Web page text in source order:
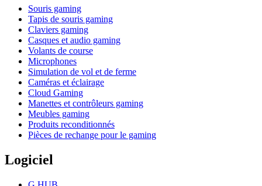
Souris gaming
Tapis de souris gaming
Claviers gaming
Casques et audio gaming
Volants de course
Microphones
Simulation de vol et de ferme
Caméras et éclairage
Cloud Gaming
Manettes et contrôleurs gaming
Meubles gaming
Produits reconditionnés
Pièces de rechange pour le gaming
Logiciel